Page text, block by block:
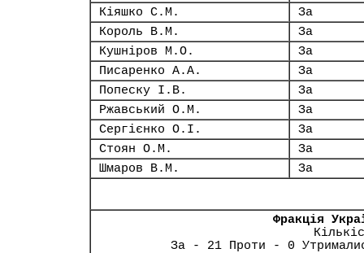
Кіяшко С.М.
За
Король В.М.
За
Кушніров М.О.
За
Писаренко А.А.
За
Попеску І.В.
За
Ржавський О.М.
За
Сергієнко О.І.
За
Стоян О.М.
За
Шмаров В.М.
За
Фракція
За - 21 Проти - 0